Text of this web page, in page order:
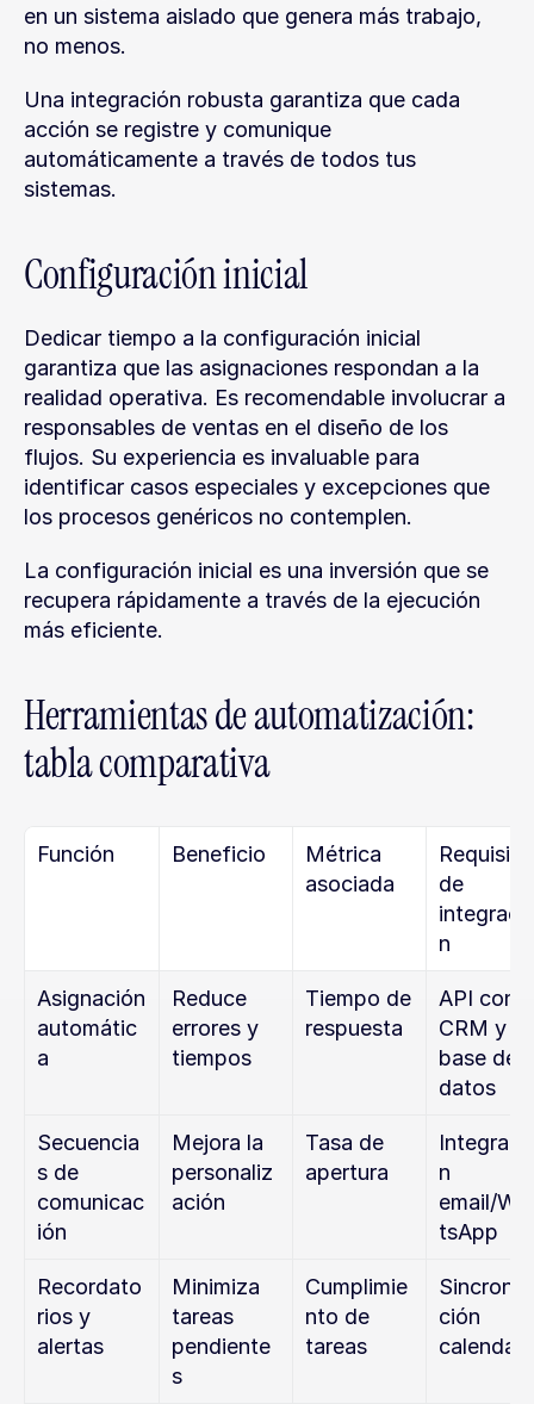
en un sistema aislado que genera más trabajo,
no menos.
Una integración robusta garantiza que cada
acción se registre y comunique
automáticamente a través de todos tus
sistemas.
Configuración inicial
Dedicar tiempo a la configuración inicial
garantiza que las asignaciones respondan a la
realidad operativa. Es recomendable involucrar a
responsables de ventas en el diseño de los
flujos. Su experiencia es invaluable para
identificar casos especiales y excepciones que
los procesos genéricos no contemplen.
La configuración inicial es una inversión que se
recupera rápidamente a través de la ejecución
más eficiente.
Herramientas de automatización:
tabla comparativa
Función Beneficio
Métrica
asociada
Requisito
de
n
Asignación
automátic
a
Reduce
errores y
tiempos
Tiempo de
respuesta
API con
CRM y
base de
datos
Secuencia
s de
comunicac
ión
Mejora la
personaliz
ación
Tasa de
apertura
n
email/
tsApp
Recordato
rios y
alertas
Minimiza
tareas
pendiente
s
Cumplimie
nto de
tareas
ción